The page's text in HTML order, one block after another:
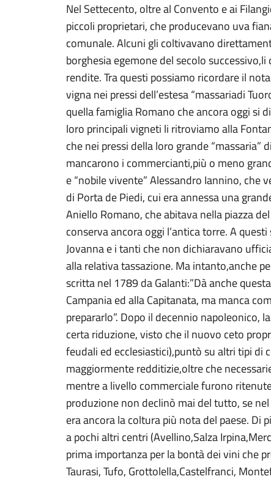
Nel Settecento, oltre al Convento e ai
piccoli proprietari, che producevano uva
comunale. Alcuni gli coltivavano
borghesia egemone del secolo
rendite. Tra questi possiamo ricordare il
vigna nei pressi dell’estesa “massariadi
quella famiglia Romano che ancora oggi si
loro principali vigneti li ritroviamo alla
che nei pressi della loro grande “massaria”
mancarono i commercianti,più o meno
e “nobile vivente” Alessandro Iannino, che
di Porta de Piedi, cui era annessa una
Aniello Romano, che abitava nella piazza
conserva ancora oggi l’antica torre. A
Jovanna e i tanti che non dichiaravano
alla relativa tassazione. Ma intanto,anche
scritta nel 1789 da Galanti:”Dà anche
Campania ed alla Capitanata, ma manca
prepararlo”. Dopo il decennio napoleonico,
certa riduzione, visto che il nuovo ceto
feudali ed ecclesiastici),puntò su altri tipi di
maggiormente redditizie,oltre che
mentre a livello commerciale furono
produzione non declinò mai del tutto, se
era ancora la coltura più nota del paese. Di
a pochi altri centri (Avellino,Salza
prima importanza per la bontà dei vini che
Taurasi, Tufo, Grottolella,Castelfranci,